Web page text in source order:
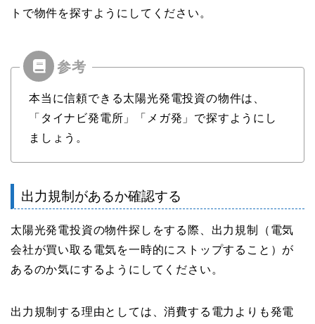
トで物件を探すようにしてください。
本当に信頼できる太陽光発電投資の物件は、
「タイナビ発電所」「メガ発」で探すようにし
ましょう。
出力規制があるか確認する
太陽光発電投資の物件探しをする際、出力規制（電気
会社が買い取る電気を一時的にストップすること）が
あるのか気にするようにしてください。
出力規制する理由としては、消費する電力よりも発電